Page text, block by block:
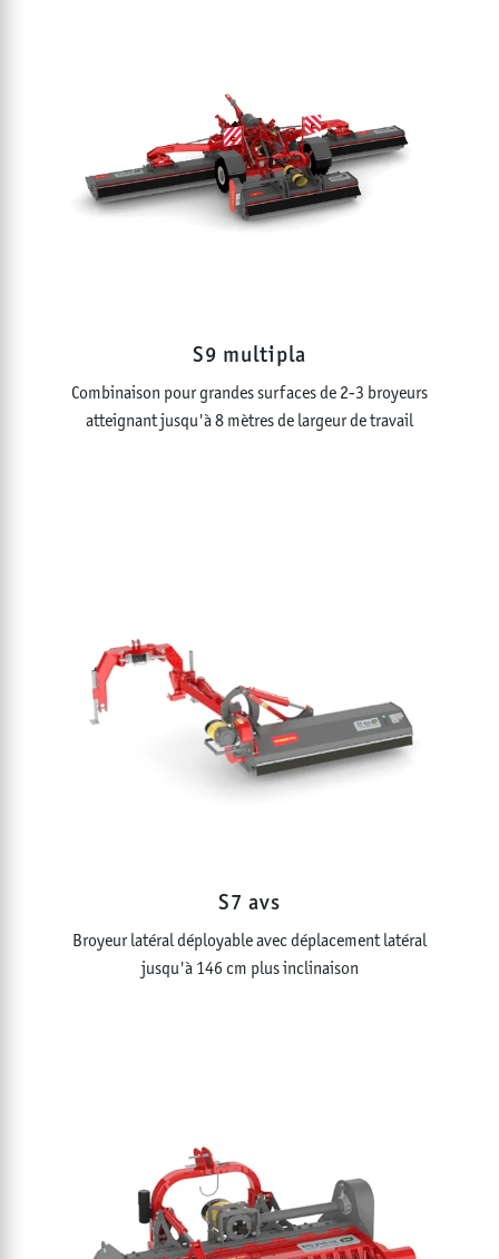
S9 multipla
Combinaison pour grandes surfaces de 2-3 broyeurs
atteignant jusqu'à 8 mètres de largeur de travail
S7 avs
Broyeur latéral déployable avec déplacement latéral
jusqu'à 146 cm plus inclinaison